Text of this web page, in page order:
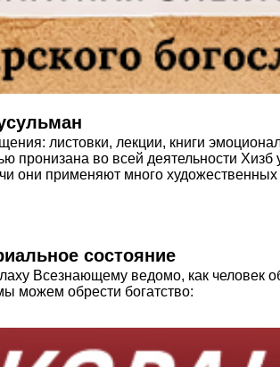
листовки, лекции, книги
пронизана во всей деятельности
они применяют много
состояние
Всезнающему ведомо, как человек
можем обрести богатство: